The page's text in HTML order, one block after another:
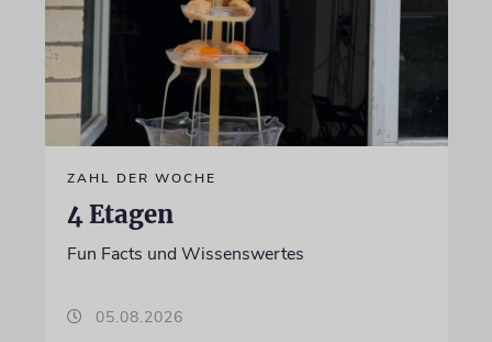
ZAHL DER WOCHE
4 Etagen
Fun Facts und Wissenswertes
05.08.2026